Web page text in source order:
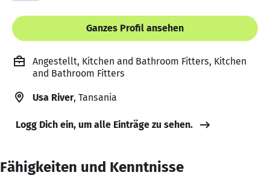
Ganzes Profil ansehen
Angestellt, Kitchen and Bathroom Fitters, Kitchen
and Bathroom Fitters
Usa River, Tansania
Logg Dich ein, um alle Einträge zu sehen.
Fähigkeiten und Kenntnisse